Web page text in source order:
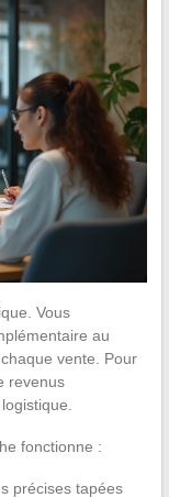
Vous
au
vente. Pour
revenus
fonctionne :
précises tapées